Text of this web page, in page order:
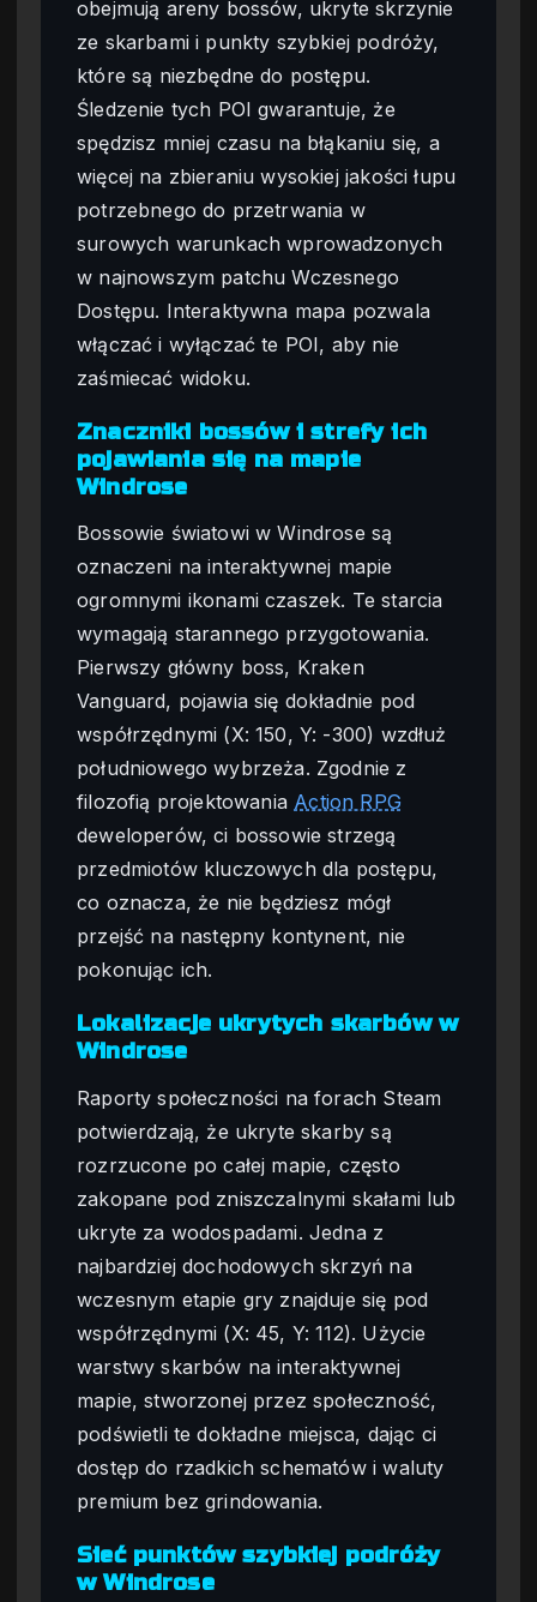
obejmują areny bossów, ukryte skrzynie
ze skarbami i punkty szybkiej podróży,
które są niezbędne do postępu.
Śledzenie tych POI gwarantuje, że
spędzisz mniej czasu na błąkaniu się, a
więcej na zbieraniu wysokiej jakości łupu
potrzebnego do przetrwania w
surowych warunkach wprowadzonych
w najnowszym patchu Wczesnego
Dostępu. Interaktywna mapa pozwala
włączać i wyłączać te POI, aby nie
zaśmiecać widoku.
Znaczniki bossów i strefy ich
pojawiania się na mapie
Windrose
Bossowie światowi w Windrose są
oznaczeni na interaktywnej mapie
ogromnymi ikonami czaszek. Te starcia
wymagają starannego przygotowania.
Pierwszy główny boss, Kraken
Vanguard, pojawia się dokładnie pod
współrzędnymi (X: 150, Y: -300) wzdłuż
południowego wybrzeża. Zgodnie z
filozofią projektowania Action RPG
deweloperów, ci bossowie strzegą
przedmiotów kluczowych dla postępu,
co oznacza, że nie będziesz mógł
przejść na następny kontynent, nie
pokonując ich.
Lokalizacje ukrytych skarbów w
Windrose
Raporty społeczności na forach Steam
potwierdzają, że ukryte skarby są
rozrzucone po całej mapie, często
zakopane pod zniszczalnymi skałami lub
ukryte za wodospadami. Jedna z
najbardziej dochodowych skrzyń na
wczesnym etapie gry znajduje się pod
współrzędnymi (X: 45, Y: 112). Użycie
warstwy skarbów na interaktywnej
mapie, stworzonej przez społeczność,
podświetli te dokładne miejsca, dając ci
dostęp do rzadkich schematów i waluty
premium bez grindowania.
Sieć punktów szybkiej podróży
w Windrose